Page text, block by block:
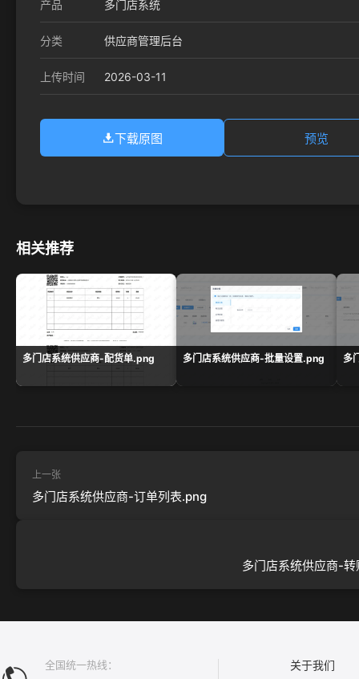
产品 多门店系统
分类 供应商管理后台
上传时间 2026-03-11
下载原图 预览
相关推荐
多门店系统供应商-配货单.png 多门店系统供应商-批量设置.png 多
上一张
多门店系统供应商-订单列表.png
多门店系统供应商-
全国统一热线： 关于我们